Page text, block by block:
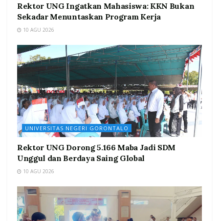
Rektor UNG Ingatkan Mahasiswa: KKN Bukan
Sekadar Menuntaskan Program Kerja
10 AGU 2026
UNIVERSITAS NEGERI GORONTALO
Rektor UNG Dorong 5.166 Maba Jadi SDM
Unggul dan Berdaya Saing Global
10 AGU 2026